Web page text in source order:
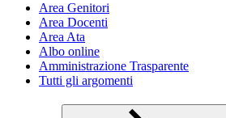
Area Genitori
Area Docenti
Area Ata
Albo online
Amministrazione Trasparente
Tutti gli argomenti